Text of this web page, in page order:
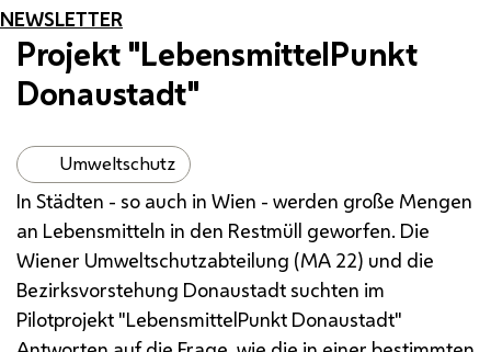
NEWSLETTER
Projekt "LebensmittelPunkt
Donaustadt"
Umweltschutz
In Städten - so auch in Wien - werden große Mengen
an Lebensmitteln in den Restmüll geworfen. Die
Wiener Umweltschutzabteilung (MA 22) und die
Bezirksvorstehung Donaustadt suchten im
Pilotprojekt "LebensmittelPunkt Donaustadt"